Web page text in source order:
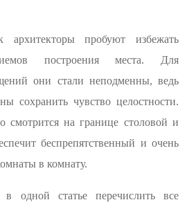
пробуют избежать
построения места. Для
они стали неподменны, ведь
сохранить чувство целостности.
смотрится на границе столовой и
беспрепятственный и очень
в комнату.
одной статье перечислить все